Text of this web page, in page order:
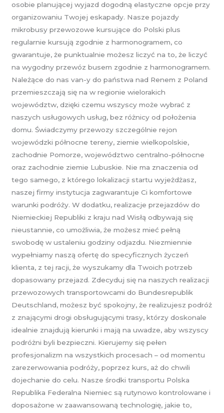
osobie planującej wyjazd dogodną elastyczne opcje przy
organizowaniu Twojej eskapady. Nasze pojazdy
mikrobusy przewozowe kursujące do Polski plus
regularnie kursują zgodnie z harmonogramem, co
gwarantuje, że punktualnie możesz liczyć na to, że liczyć
na wygodny przewóz busem zgodnie z harmonogramem.
Należące do nas van-y do państwa nad Renem z Poland
przemieszczają się na w regionie wielorakich
województw, dzięki czemu wszyscy może wybrać z
naszych usługowych usług, bez różnicy od położenia
domu. Świadczymy przewozy szczególnie rejon
wojewódzki północne tereny, ziemie wielkopolskie,
zachodnie Pomorze, województwo centralno-północne
oraz zachodnie ziemie Lubuskie. Nie ma znaczenia od
tego samego, z którego lokalizacji startu wyjeżdżasz,
naszej firmy instytucja zagwarantuje Ci komfortowe
warunki podróży. W dodatku, realizacje przejazdów do
Niemieckiej Republiki z kraju nad Wisłą odbywają się
nieustannie, co umożliwia, że możesz mieć pełną
swobodę w ustaleniu godziny odjazdu. Niezmiennie
wypełniamy naszą ofertę do specyficznych życzeń
klienta, z tej racji, że wyszukamy dla Twoich potrzeb
dopasowany przejazd. Zdecyduj się na naszych realizacji
przewozowych transportowcami do Bundesrepublik
Deutschland, możesz być spokojny, że realizujesz podróż
z znającymi drogi obsługującymi trasy, którzy doskonale
idealnie znajdują kierunki i mają na uwadze, aby wszyscy
podróżni byli bezpieczni. Kierujemy się pełen
profesjonalizm na wszystkich procesach – od momentu
zarezerwowania podróży, poprzez kurs, aż do chwili
dojechanie do celu. Nasze środki transportu Polska
Republika Federalna Niemiec są rutynowo kontrolowane i
doposażone w zaawansowaną technologię, jakie to,